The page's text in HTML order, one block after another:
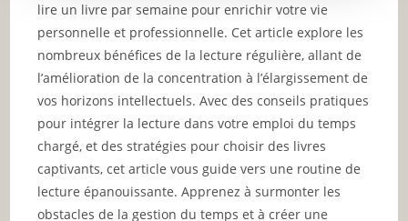
lire un livre par semaine pour enrichir votre vie
personnelle et professionnelle. Cet article explore les
nombreux bénéfices de la lecture régulière, allant de
l’amélioration de la concentration à l’élargissement de
vos horizons intellectuels. Avec des conseils pratiques
pour intégrer la lecture dans votre emploi du temps
chargé, et des stratégies pour choisir des livres
captivants, cet article vous guide vers une routine de
lecture épanouissante. Apprenez à surmonter les
obstacles de la gestion du temps et à créer une